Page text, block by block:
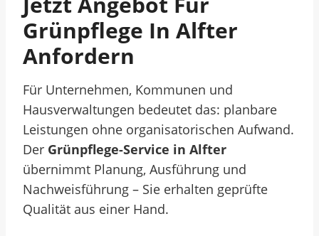
Grünpflege In Alfter
Anfordern
Für Unternehmen, Kommunen und
Hausverwaltungen bedeutet das: planbare
Leistungen ohne organisatorischen Aufwand.
Der Grünpflege-Service in Alfter
übernimmt Planung, Ausführung und
Nachweisführung – Sie erhalten geprüfte
Qualität aus einer Hand.